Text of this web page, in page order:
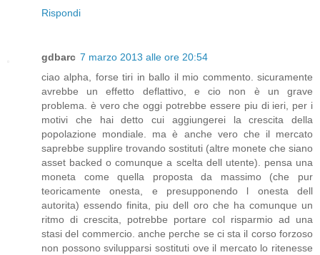
Rispondi
gdbarc 7 marzo 2013 alle ore 20:54
ciao alpha, forse tiri in ballo il mio commento. sicuramente
avrebbe un effetto deflattivo, e cio non è un grave
problema. è vero che oggi potrebbe essere piu di ieri, per i
motivi che hai detto cui aggiungerei la crescita della
popolazione mondiale. ma è anche vero che il mercato
saprebbe supplire trovando sostituti (altre monete che siano
asset backed o comunque a scelta dell utente). pensa una
moneta come quella proposta da massimo (che pur
teoricamente onesta, e presupponendo l onesta dell
autorita) essendo finita, piu dell oro che ha comunque un
ritmo di crescita, potrebbe portare col risparmio ad una
stasi del commercio. anche perche se ci sta il corso forzoso
non possono svilupparsi sostituti ove il mercato lo ritenesse